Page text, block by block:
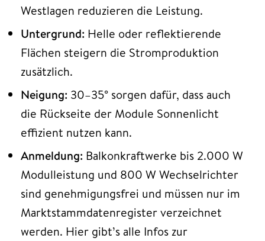
Westlagen reduzieren die Leistung.
Untergrund: Helle oder reflektierende
Flächen steigern die Stromproduktion
zusätzlich.
Neigung: 30–35° sorgen dafür, dass auch
die Rückseite der Module Sonnenlicht
effizient nutzen kann.
Anmeldung: Balkonkraftwerke bis 2.000 W
Modulleistung und 800 W Wechselrichter
sind genehmigungsfrei und müssen nur im
Marktstammdatenregister verzeichnet
werden. Hier gibt’s alle Infos zur